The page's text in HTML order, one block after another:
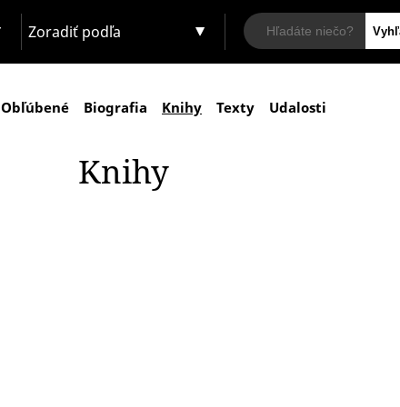
Zoradiť podľa Hľadať
Obľúbené Biografia Knihy Texty Udalosti
Knihy